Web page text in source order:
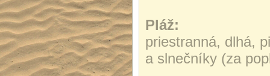
Pláž:
priestranná, dlhá,
a slnečníky (za